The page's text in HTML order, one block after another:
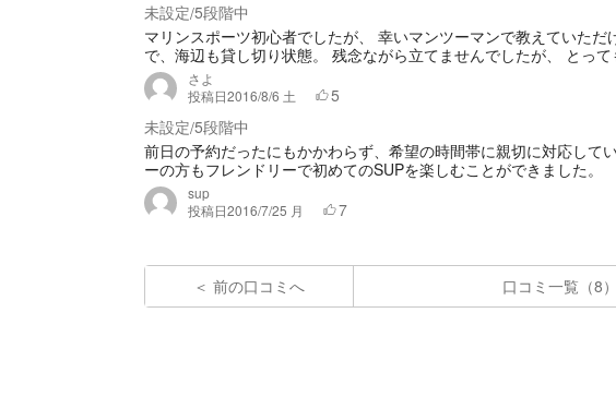
未設定/5段階中
マリンスポーツ初心者でしたが、 幸いマンツーマンで教えていた
で、海辺も貸し切り状態。 残念ながら立てませんでしたが、 とっ
さよ
投稿日2016/8/6 土
5
未設定/5段階中
前日の予約だったにもかかわらず、希望の時間帯に親切に対応して
ーの方もフレンドリーで初めてのSUPを楽しむことができました。
sup
投稿日2016/7/25 月 7
前の口コミへ 口コミ一覧（8）